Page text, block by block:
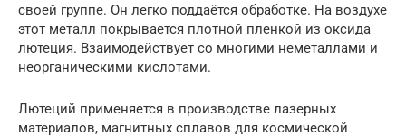
своей группе. Он легко поддаётся обработке. На воздухе
этот металл покрывается плотной пленкой из оксида
лютеция. Взаимодействует со многими неметаллами и
неорганическими кислотами.
Лютеций применяется в производстве лазерных
материалов, магнитных сплавов для космической